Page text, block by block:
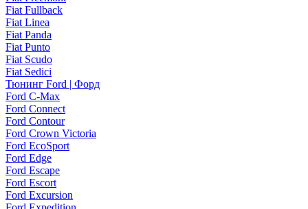
Fiat Fullback
Fiat Linea
Fiat Panda
Fiat Punto
Fiat Scudo
Fiat Sedici
Тюнинг Ford | Форд
Ford C-Max
Ford Connect
Ford Contour
Ford Crown Victoria
Ford EcoSport
Ford Edge
Ford Escape
Ford Escort
Ford Excursion